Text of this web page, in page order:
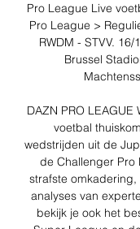
Pro League Live
Pro League >
RWDM - STVV.
Brussel
DAZN PRO LEAGUE
voetbal
wedstrijden uit de
de Challenger Pro
strafste omkadering,
analyses van
bekijk je ook het